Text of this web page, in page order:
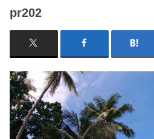
pr202